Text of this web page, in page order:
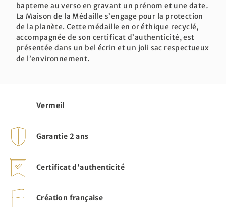
bapteme au verso en gravant un prénom et une date.
La Maison de la Médaille s’engage pour la protection
de la planète. Cette médaille en or éthique recyclé,
accompagnée de son certificat d’authenticité, est
présentée dans un bel écrin et un joli sac respectueux
de l’environnement.
Vermeil
Garantie 2 ans
Certificat d'authenticité
Création française